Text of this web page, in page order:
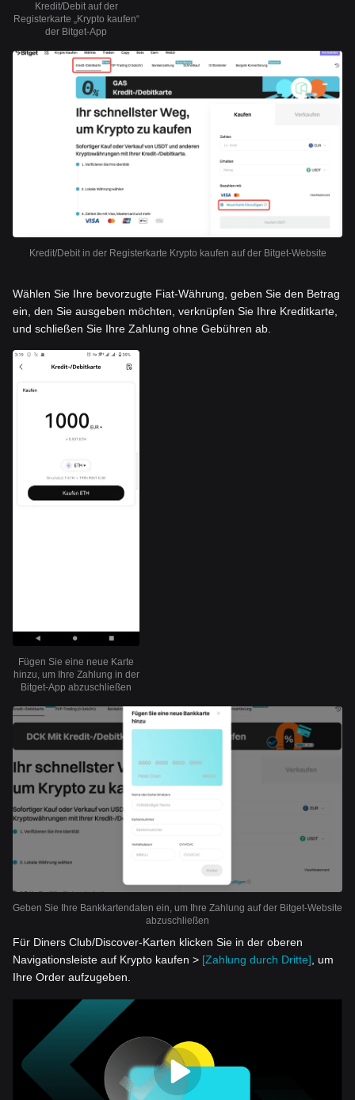
Kredit/Debit auf der
Registerkarte „Krypto kaufen“
der Bitget-App
Kredit/Debit in der Registerkarte Krypto kaufen auf der Bitget-Website
Wählen Sie Ihre bevorzugte Fiat-Währung, geben Sie den Betrag
ein, den Sie ausgeben möchten, verknüpfen Sie Ihre Kreditkarte,
und schließen Sie Ihre Zahlung ohne Gebühren ab.
Fügen Sie eine neue Karte
hinzu, um Ihre Zahlung in der
Bitget-App abzuschließen
Geben Sie Ihre Bankkartendaten ein, um Ihre Zahlung auf der Bitget-Website
abzuschließen
Für Diners Club/Discover-Karten klicken Sie in der oberen
Navigationsleiste auf Krypto kaufen > [Zahlung durch Dritte], um
Ihre Order aufzugeben.